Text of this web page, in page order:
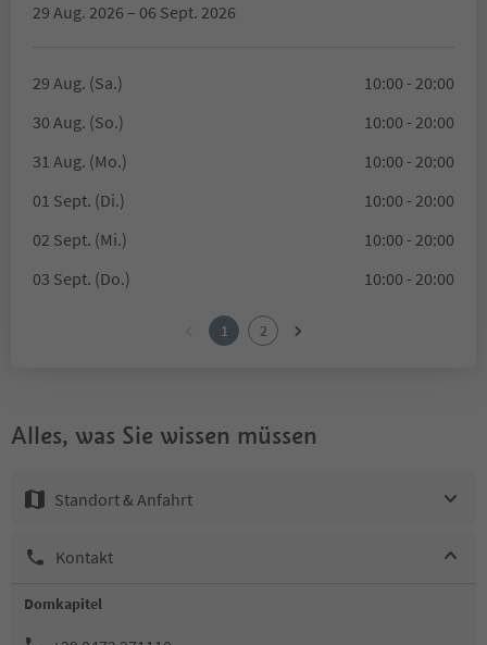
29 Aug. 2026 – 06 Sept. 2026
29 Aug. (Sa.)
10:00 - 20:00
30 Aug. (So.)
10:00 - 20:00
31 Aug. (Mo.)
10:00 - 20:00
01 Sept. (Di.)
10:00 - 20:00
02 Sept. (Mi.)
10:00 - 20:00
03 Sept. (Do.)
10:00 - 20:00
1 2
Alles, was Sie wissen müssen
Standort & Anfahrt
Kontakt
Domkapitel